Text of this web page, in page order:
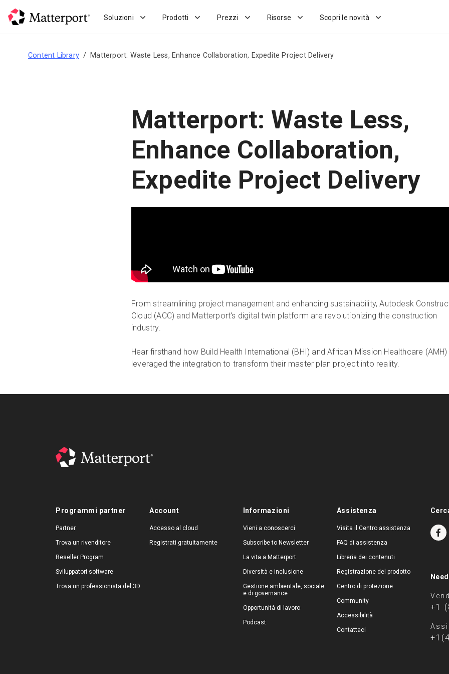
Soluzioni Prodotti Prezzi Risorse Scopri le novità
Content Library Matterport: Waste Less, Enhance Collaboration, Expedite Project Delivery
Matterport: Waste Less,
Enhance Collaboration,
Expedite Project Delivery
From streamlining project management and enhancing sustainability, Autodesk
Cloud (ACC) and Matterport's digital twin platform are revolutionizing the construction
industry.
Hear firsthand how Build Health International (BHI) and African Mission Healthcare (AMH)
leveraged the integration to transform their master plan project into reality.
Programmi partner
Partner
Trova un rivenditore
Reseller Program
Sviluppatori software
Trova un professionista del 3D
Account
Accesso al cloud
Registrati gratuitamente
Informazioni
Vieni a conoscerci
Subscribe to Newsletter
La vita a Matterport
Diversità e inclusione
Gestione ambientale, sociale
e di governance
Opportunità di lavoro
Podcast
Assistenza
Visita il Centro assistenza
FAQ di assistenza
Libreria dei contenuti
Registrazione del prodotto
Centro di protezione
Community
Accessibilità
Contattaci
+1